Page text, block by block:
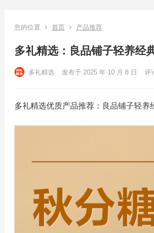
您的位置 首页 产品推荐
多礼精选：良品铺子轻养经
多礼精选 发布于 2025 年 10 月 8 日 评
多礼精选优质产品推荐：良品铺子轻养